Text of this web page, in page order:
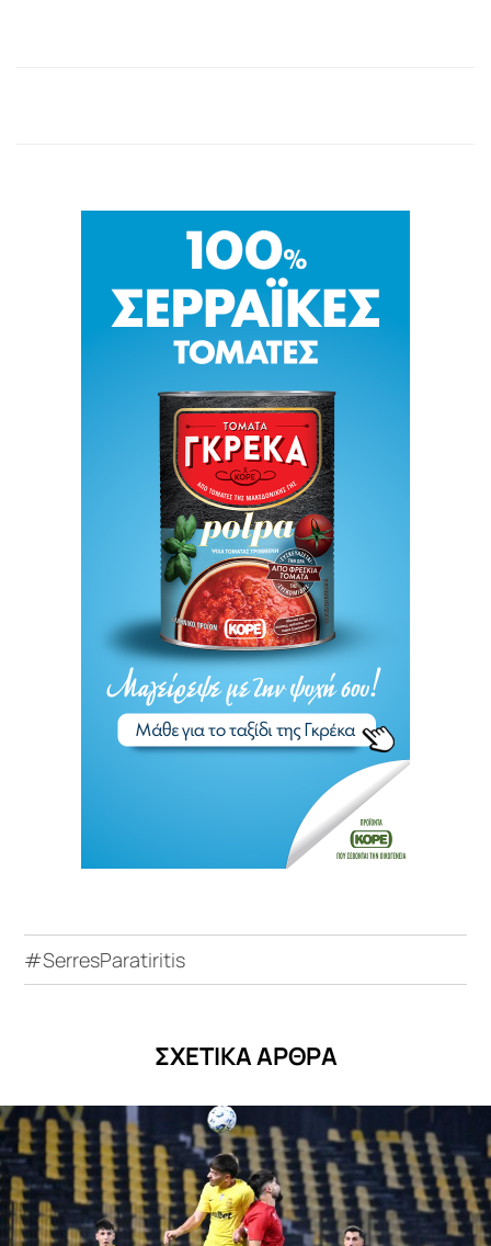
#SerresParatiritis
ΣΧΕΤΙΚΑ ΑΡΘΡΑ